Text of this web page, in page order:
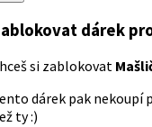
dárek
si zablokovat
dárek pak nekoupí
ty :)